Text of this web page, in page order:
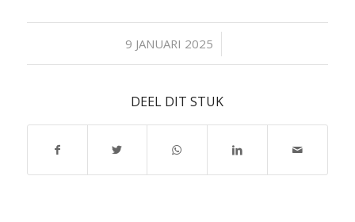
9 JANUARI 2025
/
DEEL DIT STUK